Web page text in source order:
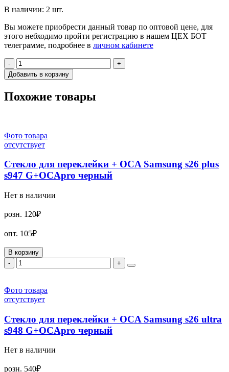
В наличии: 2 шт.
Вы можете приобрести данный товар по оптовой цене, для
этого небходимо пройти регистрацию в нашем ЦЕХ БОТ
телеграмме, подробнее в личном кабинете
-
+
Добавить в корзину
Похожие товары
Фото товара
отсутствует
Стекло для переклейки + OCA Samsung s26 plus
s947 G+OCApro черный
Нет в наличии
розн. 120₽
опт. 105₽
В корзину
-
+
Фото товара
отсутствует
Стекло для переклейки + OCA Samsung s26 ultra
s948 G+OCApro черный
Нет в наличии
розн. 540₽